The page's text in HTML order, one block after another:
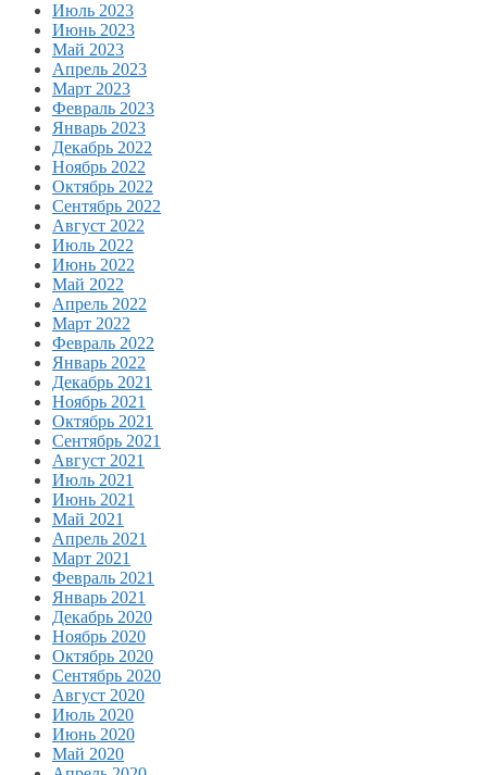
Июль 2023
Июнь 2023
Май 2023
Апрель 2023
Март 2023
Февраль 2023
Январь 2023
Декабрь 2022
Ноябрь 2022
Октябрь 2022
Сентябрь 2022
Август 2022
Июль 2022
Июнь 2022
Май 2022
Апрель 2022
Март 2022
Февраль 2022
Январь 2022
Декабрь 2021
Ноябрь 2021
Октябрь 2021
Сентябрь 2021
Август 2021
Июль 2021
Июнь 2021
Май 2021
Апрель 2021
Март 2021
Февраль 2021
Январь 2021
Декабрь 2020
Ноябрь 2020
Октябрь 2020
Сентябрь 2020
Август 2020
Июль 2020
Июнь 2020
Май 2020